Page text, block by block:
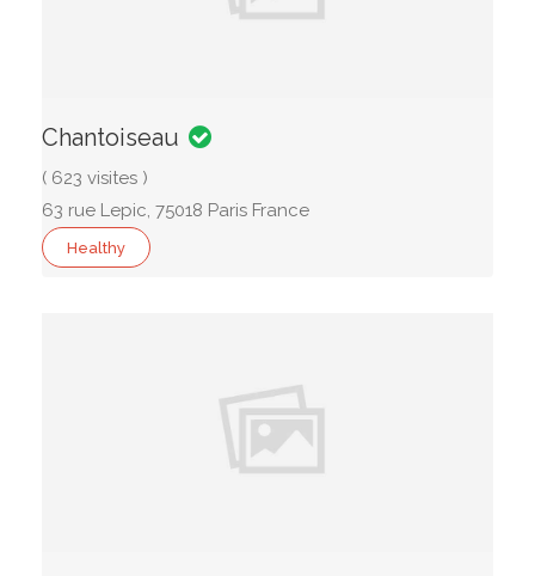
Chantoiseau
( 623 visites )
63 rue Lepic, 75018 Paris France
Healthy